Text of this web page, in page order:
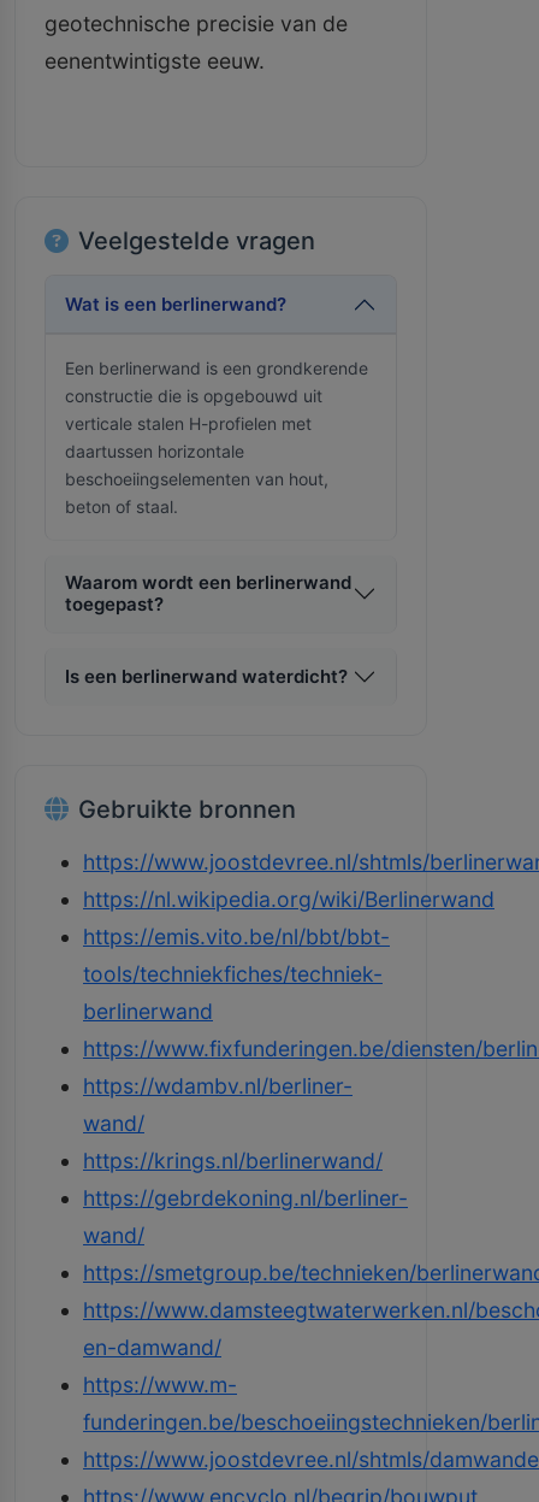
geotechnische precisie van de
eenentwintigste eeuw.
Veelgestelde vragen
Wat is een berlinerwand?
Een berlinerwand is een grondkerende
constructie die is opgebouwd uit
verticale stalen H-profielen met
daartussen horizontale
beschoeiingselementen van hout,
beton of staal.
Waarom wordt een berlinerwand
toegepast?
Is een berlinerwand waterdicht?
Gebruikte bronnen
https://www.joostdevree.nl/shtmls/
https://nl.wikipedia.org/wiki/Berlinerwand
https://emis.vito.be/nl/bbt/bbt-
tools/techniekfiches/techniek-
berlinerwand
https://www.fixfunderingen.be/diensten/
https://wdambv.nl/berliner-
wand/
https://krings.nl/berlinerwand/
https://gebrdekoning.nl/berliner-
wand/
https://smetgroup.be/technieken/
https://www.damsteegtwaterwerken.nl/
en-damwand/
https://www.m-
funderingen.be/beschoeiingstechnieken/
https://www.joostdevree.nl/shtmls/
https://www.encyclo.nl/begrip/bouwput